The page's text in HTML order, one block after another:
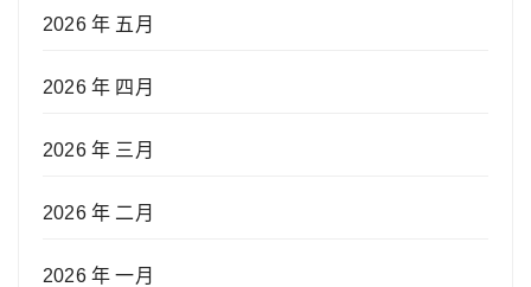
2026 年 五月
2026 年 四月
2026 年 三月
2026 年 二月
2026 年 一月